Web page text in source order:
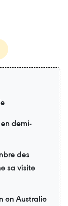
demi-
des
sa visite
en Australie